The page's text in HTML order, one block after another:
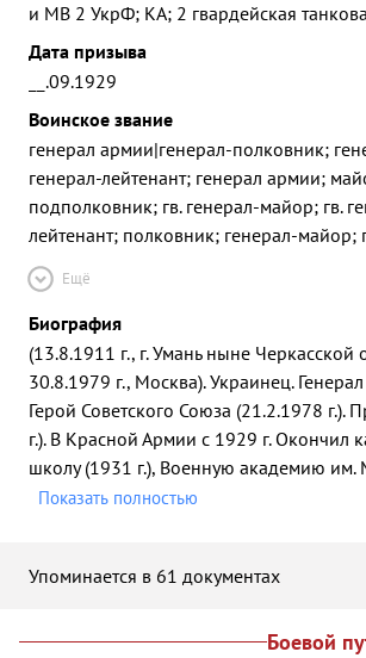
и МВ 2 УкрФ; КА; 2 гвардейская
Дата призыва
__.09.1929
Воинское звание
генерал армии|генерал-полковник;
генерал-лейтенант; генерал армии;
подполковник; гв. генерал-майор; гв.
лейтенант; полковник; генерал-майор;
Ещё
Биография
(13.8.1911 г., г. Умань ныне Черкасской
30.8.1979 г., Москва). Украинец.
Герой Советского Союза (21.2.1978 г.).
г.). В Красной Армии с 1929 г. Окончил
школу (1931 г.), Военную академию им.
Показать полностью
Упоминается в 61 документах
Боевой